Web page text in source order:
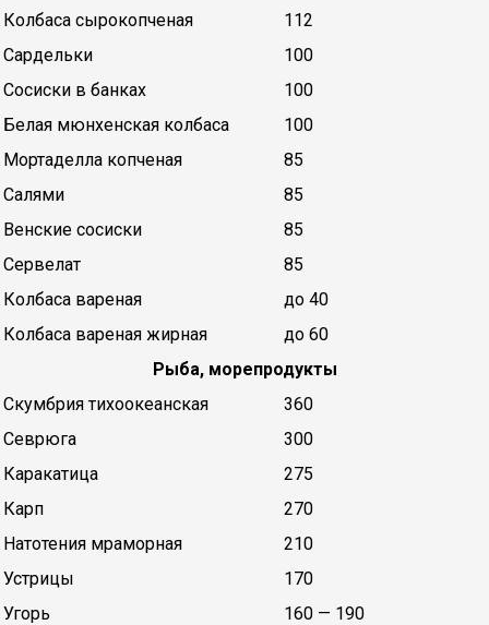
Колбаса сырокопченая
112
Сардельки
100
Сосиски в банках
100
Белая мюнхенская колбаса
100
Мортаделла копченая
85
Салями
85
Венские сосиски
85
Сервелат
85
Колбаса вареная
до 40
Колбаса вареная жирная
до 60
Рыба, морепродукты
Скумбрия тихоокеанская
360
Севрюга
300
Каракатица
275
Карп
270
Натотения мраморная
210
Устрицы
170
Угорь
160 — 190